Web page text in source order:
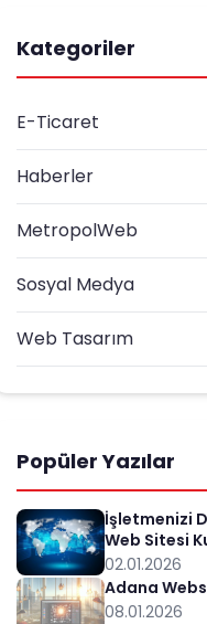
Kategoriler
E-Ticaret
Haberler
MetropolWeb
Sosyal Medya
Web Tasarım
Popüler Yazılar
İşletmenizi
Web Sitesi
02.01.2026
Adana
08.01.2026